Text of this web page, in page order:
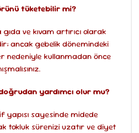
tüketebilir mi?
ve kıvam artırıcı olarak
ancak gebelik dönemindeki
nedeniyle kullanmadan önce
yardımcı olur mu?
yapısı sayesinde midede
tokluk sürenizi uzatır ve diyet